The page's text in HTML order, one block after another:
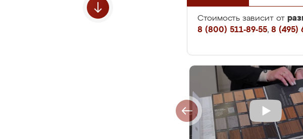
Стоимость зависит от
8 (800) 511-89-55, 8 (495)